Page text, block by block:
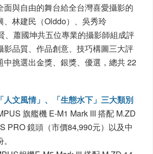
面與自由的舞台給全台灣喜愛攝影的
、林建民（Olddo）、吳秀玲
、蕭國坤共五位專業的攝影師組成評
影品質、作品創意、技巧構圖三大評
中挑選出金獎、銀獎、優選，總共 22
人文風情」、「生態水下」三大類別
旗艦機 E-M1 Mark III 搭配 M.ZD
PRO 鏡頭（市價84,990元）以及中